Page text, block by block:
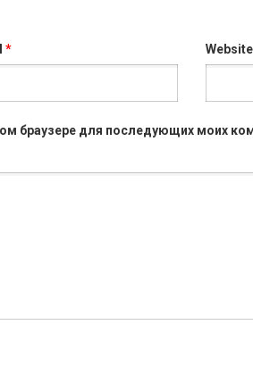
* Website
браузере для последующих моих